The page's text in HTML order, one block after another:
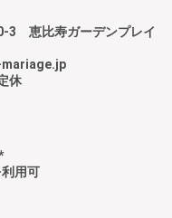
3 恵比寿ガーデンプレイ
mariage.jp
休
用可